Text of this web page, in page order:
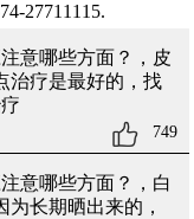
27711115.
意哪些方面？
，皮
治疗是最好的，找
749
意哪些方面？
，白
长期晒出来的，